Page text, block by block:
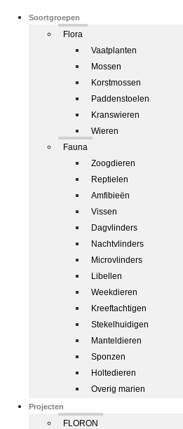
Soortgroepen
Flora
Vaatplanten
Mossen
Korstmossen
Paddenstoelen
Kranswieren
Wieren
Fauna
Zoogdieren
Reptielen
Amfibieën
Vissen
Dagvlinders
Nachtvlinders
Microvlinders
Libellen
Weekdieren
Kreeftachtigen
Stekelhuidigen
Manteldieren
Sponzen
Holtedieren
Overig marien
Projecten
FLORON